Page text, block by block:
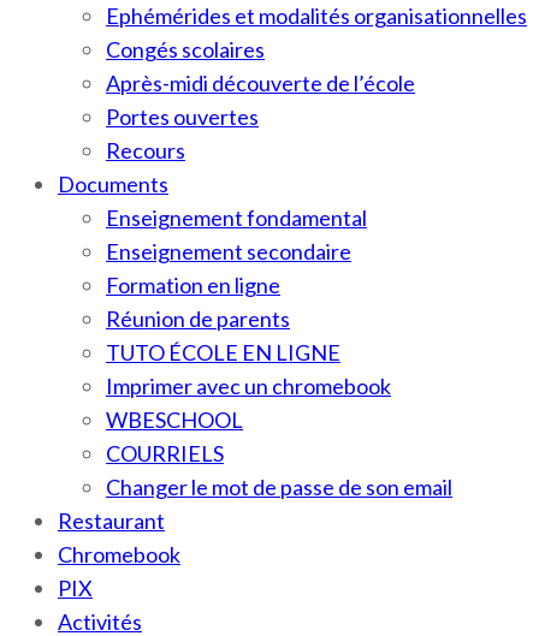
Ephémérides et modalités organisationnelles
Congés scolaires
Après-midi découverte de l’école
Portes ouvertes
Recours
Documents
Enseignement fondamental
Enseignement secondaire
Formation en ligne
Réunion de parents
TUTO ÉCOLE EN LIGNE
Imprimer avec un chromebook
WBESCHOOL
COURRIELS
Changer le mot de passe de son email
Restaurant
Chromebook
PIX
Activités